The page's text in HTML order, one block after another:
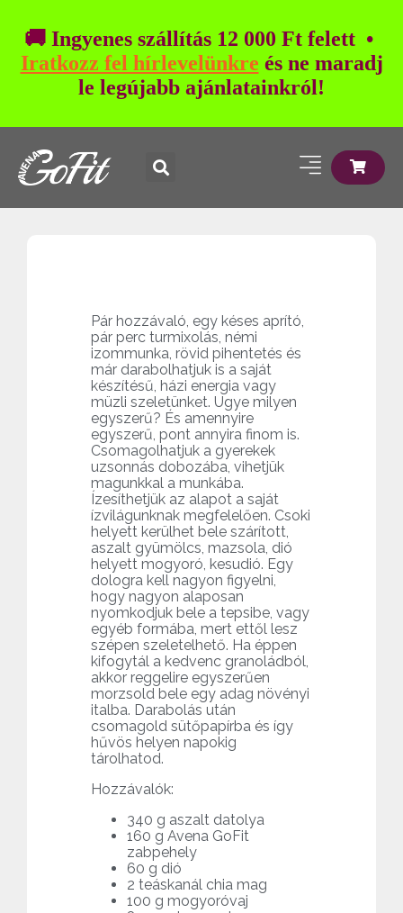
🚚 Ingyenes szállítás 12 000 Ft felett •
Iratkozz fel hírlevelünkre és ne maradj
le legújabb ajánlatainkról!
Pár hozzávaló, egy késes aprító,
pár perc turmixolás, némi
izommunka, rövid pihentetés és
már darabolhatjuk is a saját
készítésű, házi energia vagy
müzli szeletünket. Ugye milyen
egyszerű? És amennyire
egyszerű, pont annyira finom is.
Csomagolhatjuk a gyerekek
uzsonnás dobozába, vihetjük
magunkkal a munkába.
Ízesíthetjük az alapot a saját
ízvilágunknak megfelelően. Csoki
helyett kerülhet bele szárított,
aszalt gyümölcs, mazsola, dió
helyett mogyoró, kesudió. Egy
dologra kell nagyon figyelni,
hogy nagyon alaposan
nyomkodjuk bele a tepsibe, vagy
egyéb formába, mert ettől lesz
szépen szeletelhető. Ha éppen
kifogytál a kedvenc granoládból,
akkor reggelire egyszerűen
morzsold bele egy adag növényi
italba. Darabolás után
csomagold sütőpapírba és így
hűvös helyen napokig
tárolhatod.
Hozzávalók:
340 g aszalt datolya
160 g Avena GoFit
zabpehely
60 g dió
2 teáskanál chia mag
100 g mogyoróvaj